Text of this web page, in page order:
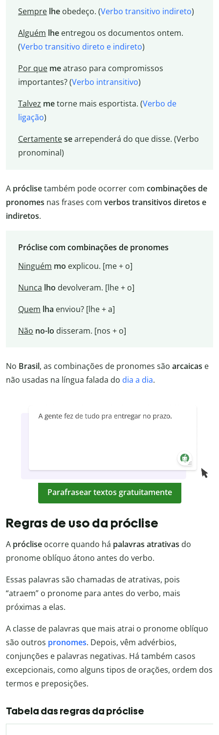
Sempre lheobedeço. (Verbo transitivo indireto)
Alguém lhe entregou os documentos ontem.
(Verbo transitivo direto e indireto)
Por que meatraso para compromissos
importantes? (Verbo intransitivo)
Talvez metorne mais esportista. (Verbo de
ligação)
Certamentesearrependerá do que disse. (Verbo
pronominal)
A próclisetambém pode ocorrer com combinações de
pronomes nas frases com verbos transitivos diretos e
indiretos.
Próclise com combinações de pronomes
Ninguém mo explicou. [me + o]
Nunca lho devolveram. [lhe + o]
Quem lha enviou? [lhe + a]
Não no-lo disseram. [nos + o]
No Brasil, as combinações de pronomes são arcaicas e
não usadas na língua falada do dia a dia.
Parafrasear textos gratuitamente
Regras de uso da próclise
A próclise ocorre quando há palavras atrativas do
pronome oblíquo átono antes do verbo.
Essas palavras são chamadas de atrativas, pois
“atraem” o pronome para antes do verbo, mais
próximas a elas.
A classe de palavras que mais atrai o pronome oblíquo
são outros pronomes. Depois, vêm advérbios,
conjunções e palavras negativas. Há também casos
excepcionais, como alguns tipos de orações, ordem dos
termos e preposições.
Tabela das regras da próclise